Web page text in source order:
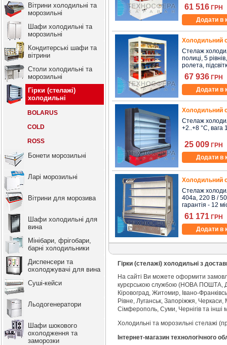
Вітрини холодильні та
морозильні
Шафи холодильні та
морозильні
Кондитерські шафи та
вітрини
Столи холодильні та
морозильні
Гірки (стелажі)
холодильні
BOLARUS
COLD
ROSS
Бонети морозильні
Ларі морозильні
Вітрини для морозива
Шафи холодильні для
вина
Мінібари, фрігобари,
барні холодильники
Диспенсери та
охолоджувачі для вина
Суші-кейси
Льодогенератори
Шафи шокового
охолодження та
заморозки
61 516 ГРН
Додати в
Холодильний
Стелаж
полиці, 5
ролета,
67 936 ГРН
Додати в
Холодильний
Стелаж
+2..+8 °C, вага
25 009 ГРН
Додати в
Холодильний
Стелаж
404a, 220 В /
гарантія - 12
61 171 ГРН
Додати в
Гірки (стелажі) холодильні з
На сайті Ви можете оформити
курєрською службою (НОВА ПОШТА,
Кіровоград, Житомир, Івано-
Рівне, Луганськ, Запоріжжя,
Сімферополь, Суми, Чернігів та інші
Холодильні та морозильні стелажі
Інтернет-магазин технологічного